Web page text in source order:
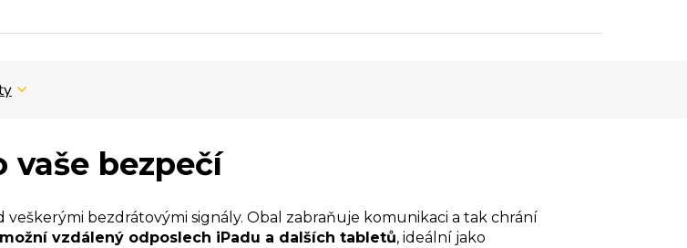
bezpečí
bezdrátovými signály. Obal zabraňuje komunikaci a tak chrání
vzdálený odposlech iPadu a dalších tabletů, ideální jako